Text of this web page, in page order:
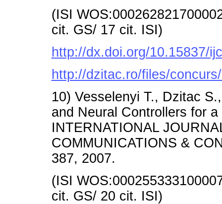
(ISI
cit. GS/ 17 cit. ISI)
http://dx.doi.org/10.15837/
http://dzitac.ro/files/
10) Vesselenyi T., Dzitac
and Neural Controllers for
INTERNATIONAL
COMMUNICATIONS &
387, 2007.
(ISI
cit. GS/ 20 cit. ISI)